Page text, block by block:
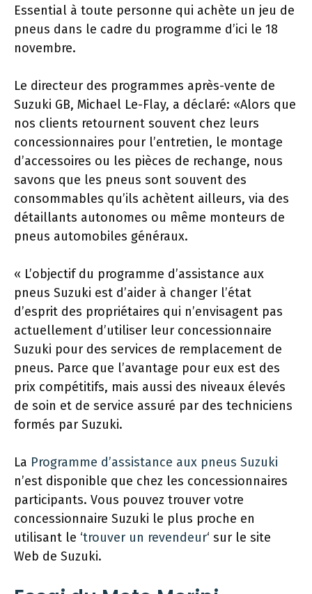
Essential à toute personne qui achète un jeu de
pneus dans le cadre du programme d’ici le 18
novembre.
Le directeur des programmes après-vente de
Suzuki GB, Michael Le-Flay, a déclaré: «Alors que
nos clients retournent souvent chez leurs
concessionnaires pour l’entretien, le montage
d’accessoires ou les pièces de rechange, nous
savons que les pneus sont souvent des
consommables qu’ils achètent ailleurs, via des
détaillants autonomes ou même monteurs de
pneus automobiles généraux.
« L’objectif du programme d’assistance aux
pneus Suzuki est d’aider à changer l’état
d’esprit des propriétaires qui n’envisagent pas
actuellement d’utiliser leur concessionnaire
Suzuki pour des services de remplacement de
pneus. Parce que l’avantage pour eux est des
prix compétitifs, mais aussi des niveaux élevés
de soin et de service assuré par des techniciens
formés par Suzuki.
La Programme d’assistance aux pneus Suzuki
n’est disponible que chez les concessionnaires
participants. Vous pouvez trouver votre
concessionnaire Suzuki le plus proche en
utilisant le ‘trouver un revendeur‘ sur le site
Web de Suzuki.